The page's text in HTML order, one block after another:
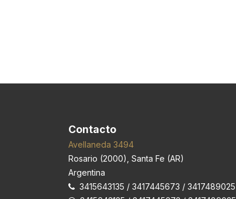
Contacto
Avellaneda 3494
Rosario (2000), Santa Fe (AR)
Argentina
3415643135 / 3417445673 / 3417489025